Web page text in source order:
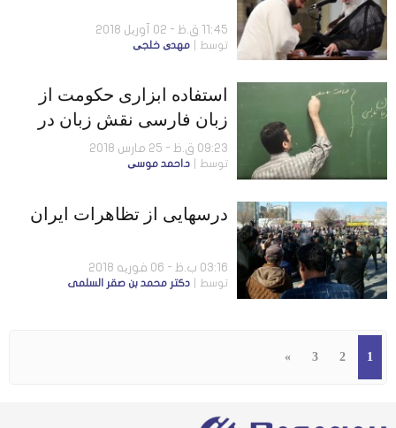
11:45 ق.ظ - 02 آوریل 2018
توسط مهدی خلجی
استفاده ابزاری حکومت از
زبان فارسی نقش زبان در
صدور فرهنگ و انقلاب
09:23 ق.ظ - 25 مارس 2018
توسط د.احمد موسی
درسهایی از تظاهرات ایران
03:16 ب.ظ - 06 فوریه 2018
توسط دكتر محمد بن صقر السلمى
1
2
3
»